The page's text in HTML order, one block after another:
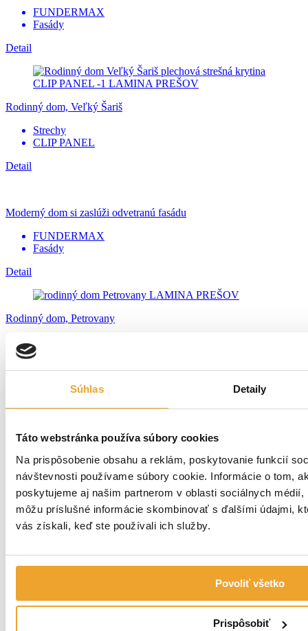
Súhlas Detaily
Táto webstránka používa súbory cookies
Na prispôsobenie obsahu a reklám, poskytovanie funkcií
návštevnosti používame súbory cookie. Informácie o tom,
poskytujeme aj našim partnerom v oblasti sociálnych
môžu príslušné informácie skombinovať s ďalšími údajmi,
vás získali, keď ste používali ich služby.
Povoliť všetko
Prispôsobiť
FUNDERMAX
Fasády
Detail
Rodinný dom, Veľký Šariš
Strechy
CLIP PANEL
Detail
Moderný dom si zaslúži odvetranú fasádu
FUNDERMAX
Fasády
Detail
Rodinný dom, Petrovany
0911 421 855
predajca1@lamina.sk
Otváracie hodiny
PON-PIA: 7:00 - 15:30
SOBOTA: zatvorené
Strechy
Plech